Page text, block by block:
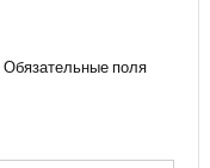
Обязательные поля